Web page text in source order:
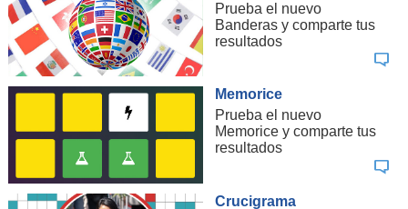
Prueba el nuevo
Banderas y comparte tus
resultados
Memorice
Prueba el nuevo
Memorice y comparte tus
resultados
Crucigrama